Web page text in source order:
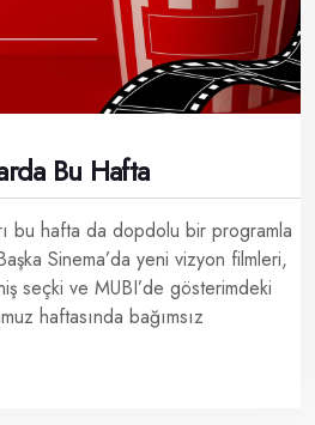
Bu Hafta
bu hafta da dopdolu bir programla
Sinema’da yeni vizyon filmleri,
seçki ve MUBI’de gösterimdeki
haftasında bağımsız